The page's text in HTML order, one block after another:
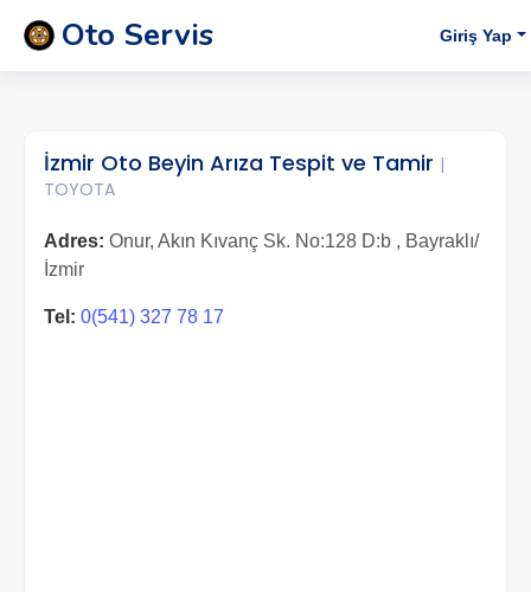
Oto Servis Giriş Yap
İzmir Oto Beyin Arıza Tespit ve Tamir |
TOYOTA
Adres: Onur, Akın Kıvanç Sk. No:128 D:b , Bayraklı/
İzmir
Tel: 0(541) 327 78 17